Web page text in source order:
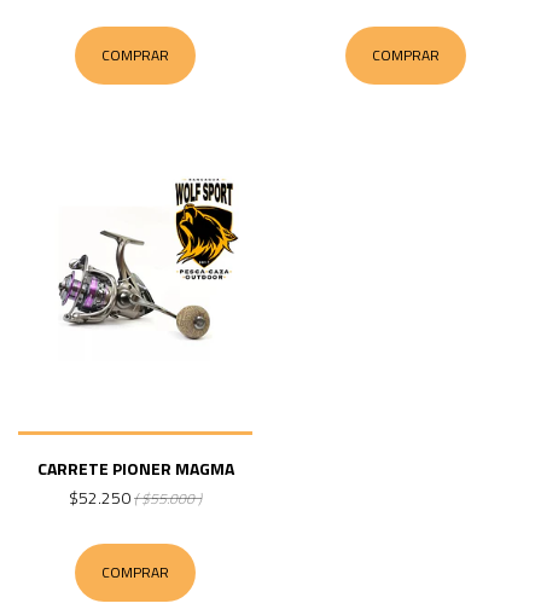
COMPRAR COMPRAR
CARRETE PIONER MAGMA
$52.250( $55.000 )
COMPRAR